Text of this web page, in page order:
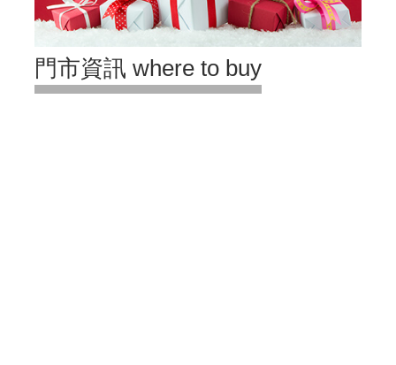
門市資訊 where to buy